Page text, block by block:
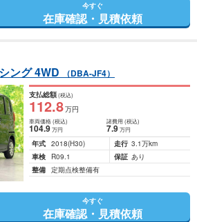
今すぐ
在庫確認・見積依頼
ング 4WD （DBA-JF4）
支払総額(税込)
112.8万円
車両価格(税込)
104.9万円
諸費用 (税込)
7.9 万円
年式 2018(H30) 走行 3.1万km
車検
R09.1 保証 あり
整備 定期点検整備有
今すぐ
在庫確認・見積依頼